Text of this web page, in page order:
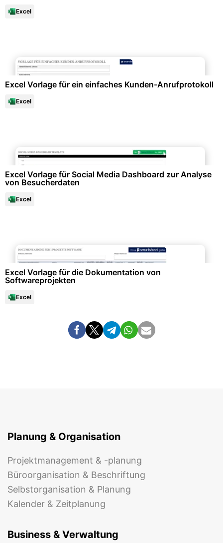
Excel
Excel Vorlage für ein einfaches Kunden-Anrufprotokoll
Excel
Excel Vorlage für Social Media Dashboard zur Analyse
von Besucherdaten
Excel
Excel Vorlage für die Dokumentation von
Softwareprojekten
Excel
Planung & Organisation
Projektmanagement & -planung
Büroorganisation & Beschriftung
Selbstorganisation & Planung
Kalender & Zeitplanung
Business & Verwaltung